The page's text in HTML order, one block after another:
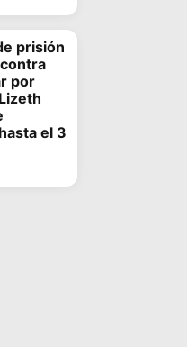
prisión
por
el 3